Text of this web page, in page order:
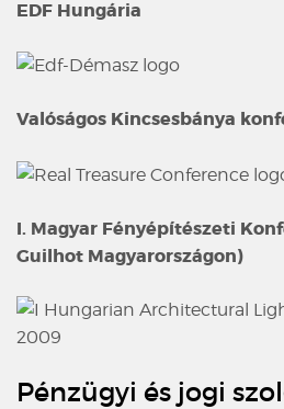
EDF Hungária
Valóságos Kincsesbánya
I. Magyar Fényépítészeti
Guilhot Magyarországon)
Pénzügyi és jogi